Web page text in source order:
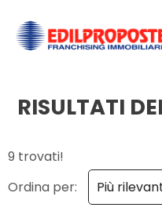
RISULTATI
9 trovati!
Ordina per:
Più
HOME
AFFILIATI
Codice
Contratto
Qualsiasi